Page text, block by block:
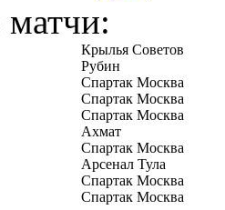
Крылья Советов
Рубин
Спартак Москва
Спартак Москва
Спартак Москва
Ахмат
Спартак Москва
Арсенал Тула
Спартак Москва
Спартак Москва